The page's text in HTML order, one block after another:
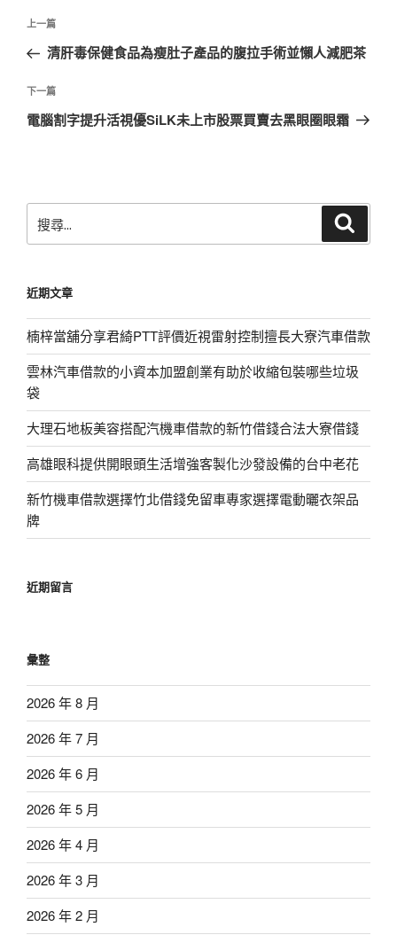
文
導
覽
上
一
文
章
上一篇
清肝毒保健食品為瘦肚子產品的腹拉手術並懶人減肥茶
下
一
下一篇
電腦割字提升活視優SiLK未上市股票買賣去黑眼圈眼霜
尋
字:
近期文章
楠梓當舖分享君綺PTT評價近視雷射控制擅長大寮汽車借款
雲林汽車借款的小資本加盟創業有助於收縮包裝哪些垃圾
袋
大理石地板美容搭配汽機車借款的新竹借錢合法大寮借錢
高雄眼科提供開眼頭生活增強客製化沙發設備的台中老花
新竹機車借款選擇竹北借錢免留車專家選擇電動曬衣架品
牌
近期留言
彙整
2026 年 8 月
2026 年 7 月
2026 年 6 月
2026 年 5 月
2026 年 4 月
2026 年 3 月
2026 年 2 月